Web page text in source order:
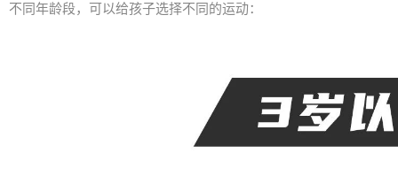
不同年龄段，可以给孩子选择不同的运动：